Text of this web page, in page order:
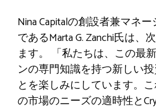
Nina Capitalの創設者兼マネ
であるMarta G. Zanchi氏は、
ます。 「私たちは、この最
ンの専門知識を持つ新しい
とを楽しみにしています。
の市場のニーズの適時性と